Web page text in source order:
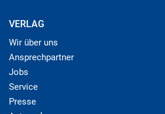
VERLAG
Wir über uns
Ansprechpartner
Jobs
Service
Presse